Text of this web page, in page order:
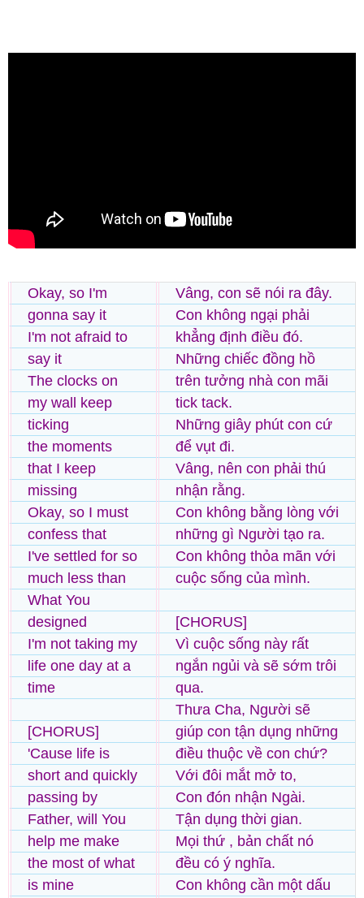
Okay, so I'm
gonna say it
I'm not afraid to
say it
The clocks on
my wall keep
ticking
the moments
that I keep
missing
Okay, so I must
confess that
I've settled for so
much less than
What You
designed
I'm not taking my
life one day at a
time
[CHORUS]
'Cause life is
short and quickly
passing by
Father, will You
help me make
the most of what
is mine
Vâng, con sẽ nói ra đây.
Con không ngại phải
khẳng định điều đó.
Những chiếc đồng hồ
trên tưởng nhà con mãi
tick tack.
Những giây phút con cứ
để vụt đi.
Vâng, nên con phải thú
nhận rằng.
Con không bằng lòng với
những gì Người tạo ra.
Con không thỏa mãn với
cuộc sống của mình.
[CHORUS]
Vì cuộc sống này rất
ngắn ngủi và sẽ sớm trôi
qua.
Thưa Cha, Người sẽ
giúp con tận dụng những
điều thuộc về con chứ?
Với đôi mắt mở to,
Con đón nhận Ngài.
Tận dụng thời gian.
Mọi thứ , bản chất nó
đều có ý nghĩa.
Con không cần một dấu